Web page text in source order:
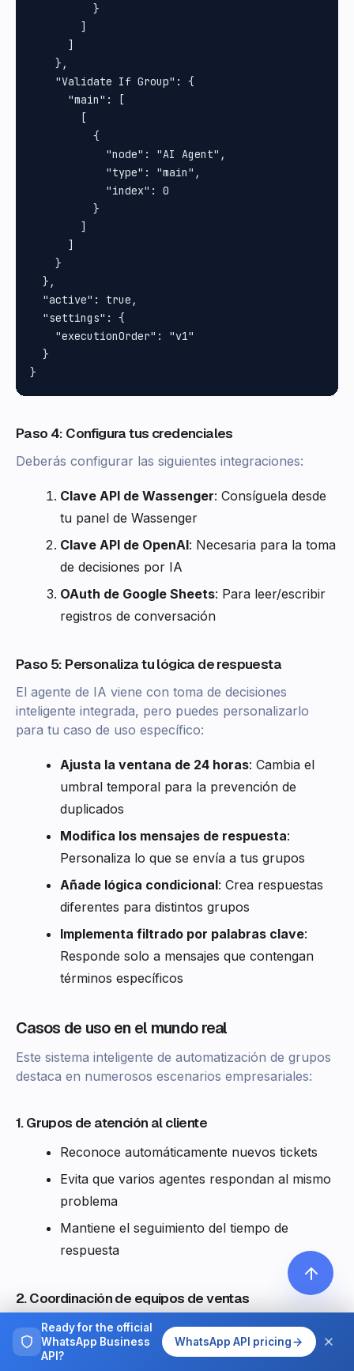
          }
        ]
      ]
    },
    "Validate If Group": {
      "main": [
        [
          {
            "node": "AI Agent",
            "type": "main",
            "index": 0
          }
        ]
      ]
    }
  },
  "active": true,
  "settings": {
    "executionOrder": "v1"
  }
Paso 4: Configura tus credenciales
Deberás configurar las siguientes integraciones:
Clave API de Wassenger: Consíguela desde
tu panel de Wassenger
Clave API de OpenAI: Necesaria para la toma
de decisiones por IA
OAuth de Google Sheets: Para leer/escribir
registros de conversación
Paso 5: Personaliza tu lógica de respuesta
El agente de IA viene con toma de decisiones
inteligente integrada, pero puedes personalizarlo
para tu caso de uso específico:
Ajusta la ventana de 24 horas: Cambia el
umbral temporal para la prevención de
duplicados
Modifica los mensajes de respuesta:
Personaliza lo que se envía a tus grupos
Añade lógica condicional: Crea respuestas
diferentes para distintos grupos
Implementa filtrado por palabras clave:
Responde solo a mensajes que contengan
términos específicos
Casos de uso en el mundo real
Este sistema inteligente de automatización de grupos
destaca en numerosos escenarios empresariales:
1. Grupos de atención al cliente
Reconoce automáticamente nuevos tickets
Evita que varios agentes respondan al mismo
problema
Mantiene el seguimiento del tiempo de
respuesta
2. Coordinación de equipos de ventas
Comparte actualizaciones de leads sin spam
Coordina seguimientos de forma eficiente
Ready for the official
WhatsApp Business
API?
WhatsApp API pricing